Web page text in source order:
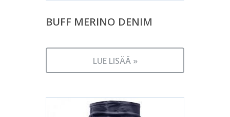
BUFF MERINO DENIM
LUE LISÄÄ »